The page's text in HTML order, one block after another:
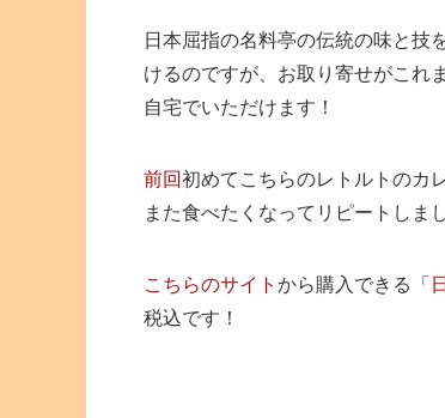
日本屈指の名料亭の伝統の味と技
けるのですが、お取り寄せがこれ
自宅でいただけます！
前回初めてこちらのレトルトのカ
また食べたくなってリピートしま
こちらのサイト から購入できる「
税込です！